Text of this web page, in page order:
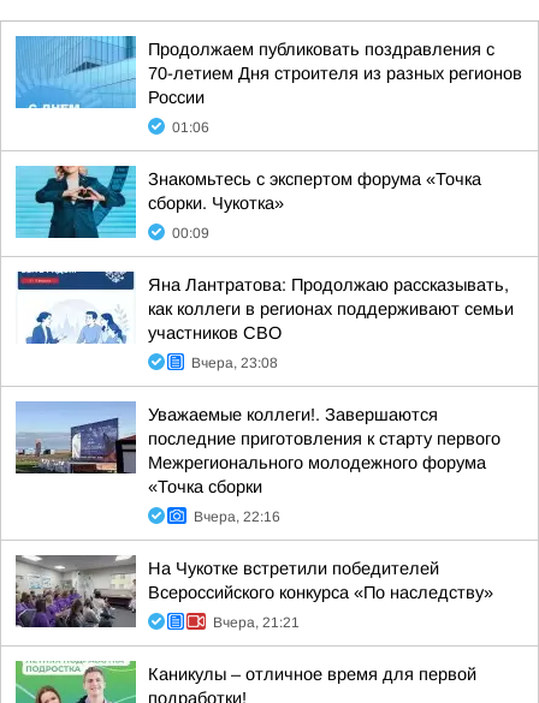
Продолжаем публиковать поздравления с
70-летием Дня строителя из разных регионов
России
01:06
Знакомьтесь с экспертом форума «Точка
сборки. Чукотка»
00:09
Яна Лантратова: Продолжаю рассказывать,
как коллеги в регионах поддерживают семьи
участников СВО
Вчера, 23:08
Уважаемые коллеги!. Завершаются
последние приготовления к старту первого
Межрегионального молодежного форума
«Точка сборки
Вчера, 22:16
На Чукотке встретили победителей
Всероссийского конкурса «По наследству»
Вчера, 21:21
Каникулы – отличное время для первой
подработки!